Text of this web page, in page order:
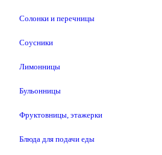
Солонки и перечницы
Соусники
Лимонницы
Бульонницы
Фруктовницы, этажерки
Блюда для подачи еды